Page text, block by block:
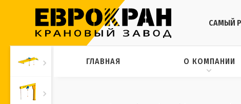
САМЫЙ
ГЛАВНАЯ О КОМПАНИИ